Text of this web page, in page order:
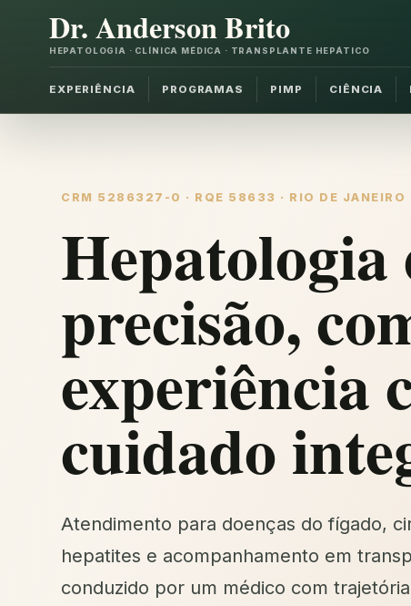
Dr. Anderson Brito
HEPATOLOGIA · CLÍNICA MÉDICA · TRANSPLANTE HEPÁTICO
EXPERIÊNCIA PROGRAMAS PIMP CIÊNCIA
CRM 5286327-0 · RQE 58633 · RIO DE JANEIRO
Hepatologia
precisão,
experiência
cuidado
Atendimento para doenças do fígado,
hepatites e acompanhamento em
conduzido por um médico com